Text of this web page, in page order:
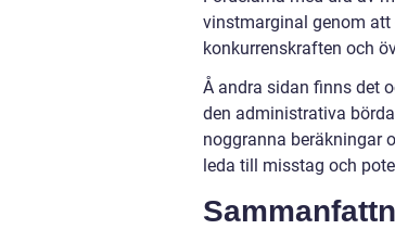
vinstmarginal genom
konkurrenskraften och
Å andra sidan finns det
den administrativa
noggranna beräkningar
leda till misstag och